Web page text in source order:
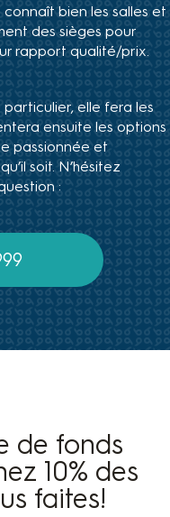
bien les salles et
des sièges pour
rapport qualité/prix.
elle fera les
ensuite les options
passionnée et
soit. N’hésitez
:
de fonds
10% des
faites!